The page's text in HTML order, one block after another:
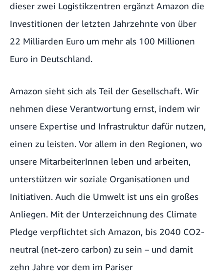
dieser zwei Logistikzentren ergänzt Amazon die
Investitionen der letzten Jahrzehnte von über
22 Milliarden Euro um mehr als 100 Millionen
Euro in Deutschland.
Amazon sieht sich als Teil der Gesellschaft. Wir
nehmen diese Verantwortung ernst, indem wir
unsere Expertise und Infrastruktur dafür nutzen,
einen zu leisten. Vor allem in den Regionen, wo
unsere MitarbeiterInnen leben und arbeiten,
unterstützen wir soziale Organisationen und
Initiativen. Auch die Umwelt ist uns ein großes
Anliegen. Mit der Unterzeichnung des Climate
Pledge verpflichtet sich Amazon, bis 2040 CO2-
neutral (net-zero carbon) zu sein – und damit
zehn Jahre vor dem im Pariser